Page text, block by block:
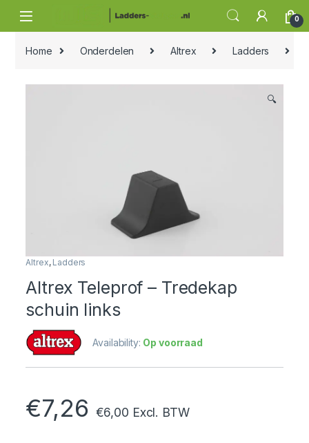
0
Home Onderdelen Altrex Ladders
🔍
Altrex, Ladders
Altrex Teleprof – Tredekap
schuin links
Availability: Op voorraad
€7,26 €6,00 Excl. BTW